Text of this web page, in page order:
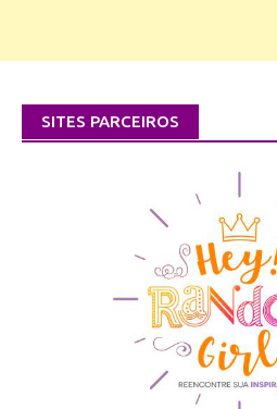
SITES PARCEIROS